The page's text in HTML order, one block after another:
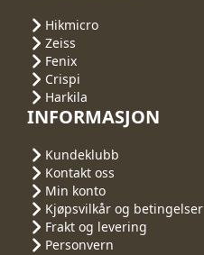
Hikmicro
Zeiss
Fenix
Crispi
Harkila
INFORMASJON
Kundeklubb
Kontakt oss
Min konto
Kjøpsvilkår og betingelser
Frakt og levering
Personvern